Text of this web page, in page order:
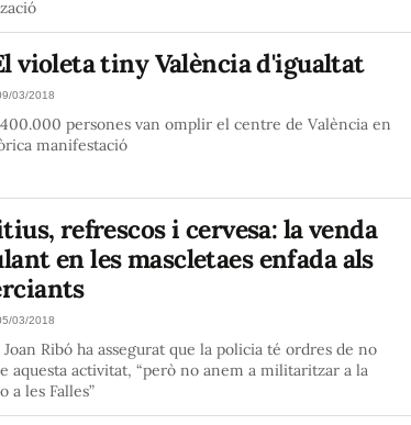
violeta tiny València d'igualtat
03/2018
persones van omplir el centre de València en
manifestació
refrescos i cervesa: la venda
en les mascletaes enfada als
03/2018
Joan Ribó ha assegurat que la policia té ordres de no
aquesta activitat, “però no anem a militaritzar a la
a les Falles”